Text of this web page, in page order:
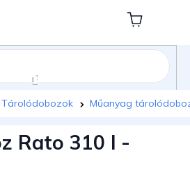
Kosár
Tárolódobozok Műanyag
Rato 310 l -